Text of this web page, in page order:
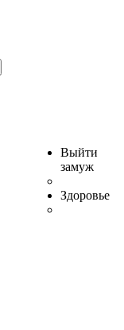
Выйти
замуж
Здоровье